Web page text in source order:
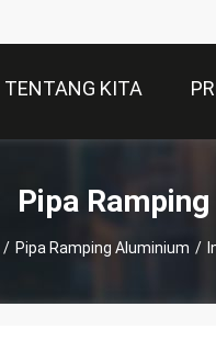
TENTANG KITA
Pipa
/ Pipa Ramping Aluminium /